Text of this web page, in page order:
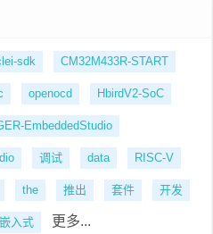
sdk CM32M433R-START
openocd HbirdV2-SoC
EmbeddedStudio
调试 data RISC-V
the 推出 套件 开发
嵌入式 更多...